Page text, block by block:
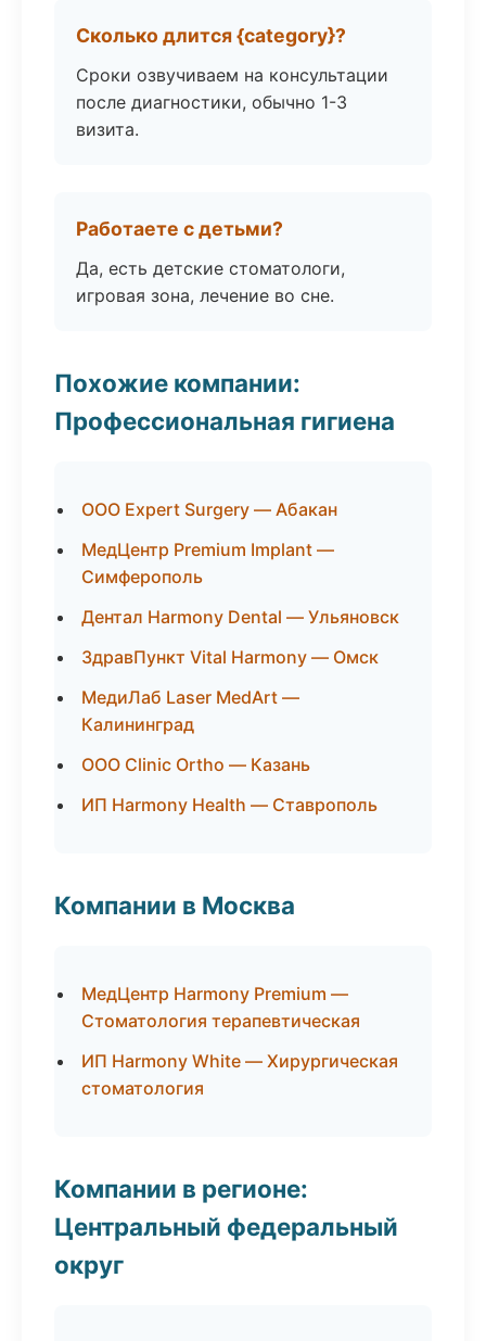
Сколько длится {category}?
Сроки озвучиваем на консультации
после диагностики, обычно 1-3
визита.
Работаете с детьми?
Да, есть детские стоматологи,
игровая зона, лечение во сне.
Похожие компании:
Профессиональная гигиена
ООО Expert Surgery — Абакан
МедЦентр Premium Implant —
Симферополь
Дентал Harmony Dental — Ульяновск
ЗдравПункт Vital Harmony — Омск
МедиЛаб Laser MedArt —
Калининград
ООО Clinic Ortho — Казань
ИП Harmony Health — Ставрополь
Компании в Москва
МедЦентр Harmony Premium —
Стоматология терапевтическая
ИП Harmony White — Хирургическая
стоматология
Компании в регионе:
Центральный федеральный
округ